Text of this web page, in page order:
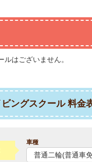
はございません。
ングスクール 料金
車種